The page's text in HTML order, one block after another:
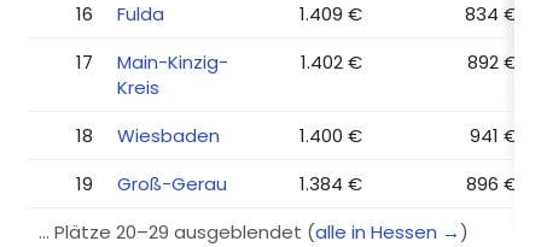
16 Fulda 1.409 €
834 €
17
Main-Kinzig-
Kreis
1.402 € 892 €
18 Wiesbaden 1.400 €
941 €
19
Groß-Gerau 1.384 €
896 €
… Plätze 20–29 ausgeblendet (alle in Hessen →)